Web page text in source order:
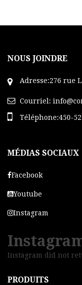
pourles peaux
Texture veloutée
NOUS JOINDRE
Adresse:276 rue
Courriel:
Téléphone:450-
MÉDIAS SOCIAUX
Facebook
Youtube
Instagram
Instagram did not
PRODUITS